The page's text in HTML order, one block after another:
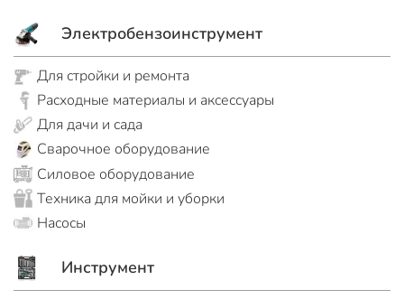
Электробензоинструмент
Для стройки и ремонта
Расходные материалы и аксессуары
Для дачи и сада
Сварочное оборудование
Силовое оборудование
Техника для мойки и уборки
Насосы
Инструмент